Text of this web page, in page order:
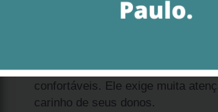
quando se trata de espaços
confortáveis. Ele exige muita
carinho de seus donos.